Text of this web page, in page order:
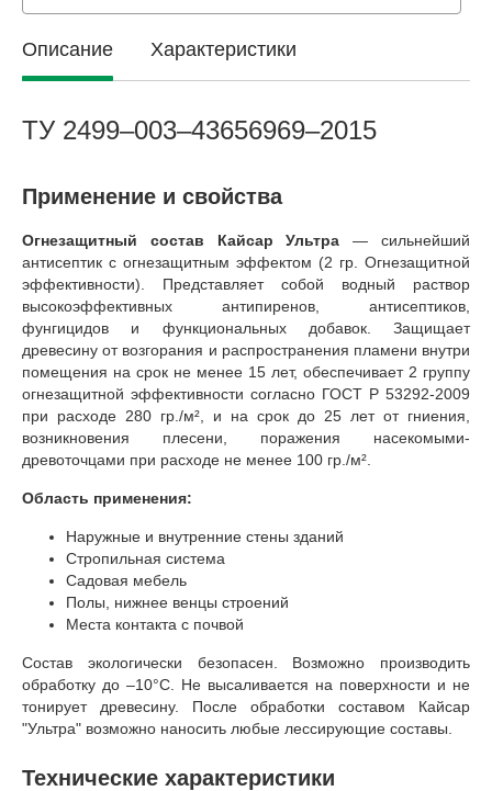
Описание Характеристики
ТУ 2499–003–43656969–2015
Применение и свойства
Огнезащитный состав Кайсар Ультра — сильнейший
антисептик с огнезащитным эффектом (2 гр. Огнезащитной
эффективности). Представляет собой водный раствор
высокоэффективных антипиренов, антисептиков,
фунгицидов и функциональных добавок. Защищает
древесину от возгорания и распространения пламени внутри
помещения на срок не менее 15 лет, обеспечивает 2 группу
огнезащитной эффективности согласно ГОСТ Р 53292-2009
при расходе 280 гр./м², и на срок до 25 лет от гниения,
возникновения плесени, поражения насекомыми-
древоточцами при расходе не менее 100 гр./м².
Область применения:
Наружные и внутренние стены зданий
Стропильная система
Садовая мебель
Полы, нижнее венцы строений
Места контакта с почвой
Состав экологически безопасен. Возможно производить
обработку до –10°C. Не высаливается на поверхности и не
тонирует древесину. После обработки составом Кайсар
"Ультра" возможно наносить любые лессирующие составы.
Технические характеристики